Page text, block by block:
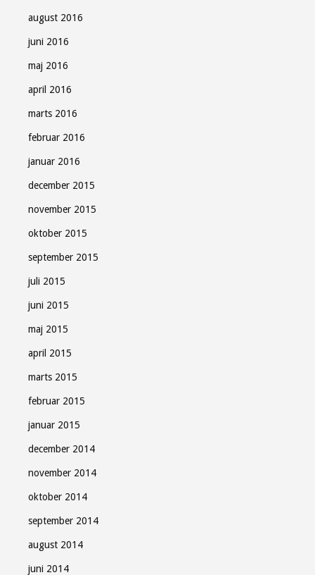
august 2016
juni 2016
maj 2016
april 2016
marts 2016
februar 2016
januar 2016
december 2015
november 2015
oktober 2015
september 2015
juli 2015
juni 2015
maj 2015
april 2015
marts 2015
februar 2015
januar 2015
december 2014
november 2014
oktober 2014
september 2014
august 2014
juni 2014